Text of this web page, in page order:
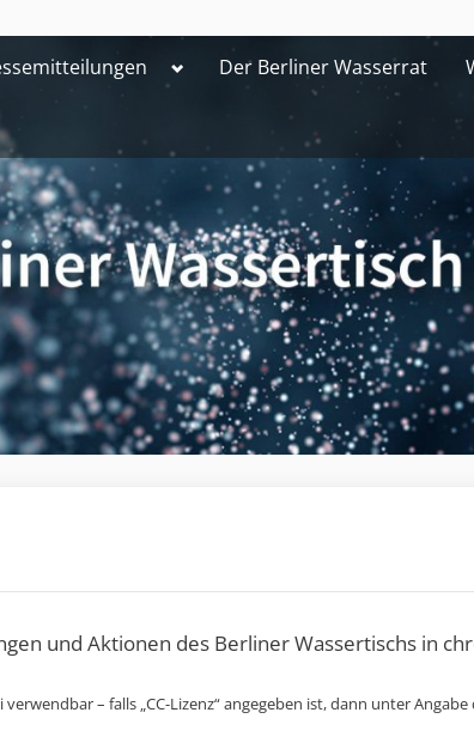
ToggleDer Berliner Wasserrat
und Aktionen des Berliner Wassertischs in
– falls „CC-Lizenz“ angegeben ist, dann unter